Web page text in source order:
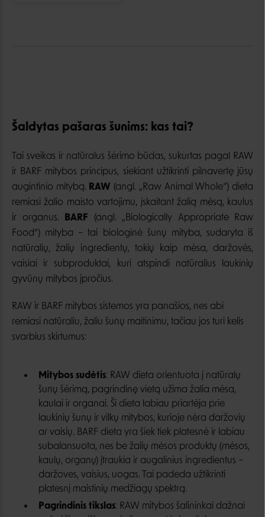
Šaldytas pašaras šunims: kas tai?
Tai sveikas ir natūralus šėrimo būdas, sukurtas pagal RAW
ir BARF mitybos principus, siekiant užtikrinti pilnavertę jūsų
augintinio mitybą. RAW (angl. „Raw Animal Whole“) dieta
remiasi žalio maisto vartojimu, įskaitant žalią mėsą, kaulus
ir organus. BARF (angl. „Biologically Appropriate Raw
Food“) mityba – tai biologinė šunų mityba, sudaryta iš
natūralių, žalių ingredientų, tokių kaip mėsa, daržovės,
vaisiai ir subproduktai, kuri atspindi natūralius laukinių
gyvūnų mitybos įpročius.
RAW ir BARF mitybos sistemos yra panašios, nes abi
remiasi natūraliu, žaliu šunų maitinimu, tačiau jos turi kelis
svarbius skirtumus:
Mitybos sudėtis: RAW dieta orientuota į natūralų
šunų šėrimą, pagrindinę vietą užima žalia mėsa,
kaulai ir organai. Ši dieta labiau priartėja prie
laukinių šunų ir vilkų mitybos, kurioje nėra daržovių
ar vaisių. BARF dieta yra šiek tiek platesnė ir labiau
subalansuota, nes be žalių mėsos produktų (mėsos,
kaulų, organų) įtraukia ir augalinius ingredientus –
daržoves, vaisius, uogas. Tai padeda užtikrinti
platesnį maistinių medžiagų spektrą.
Pagrindinis tikslas: RAW mitybos šalininkai dažnai